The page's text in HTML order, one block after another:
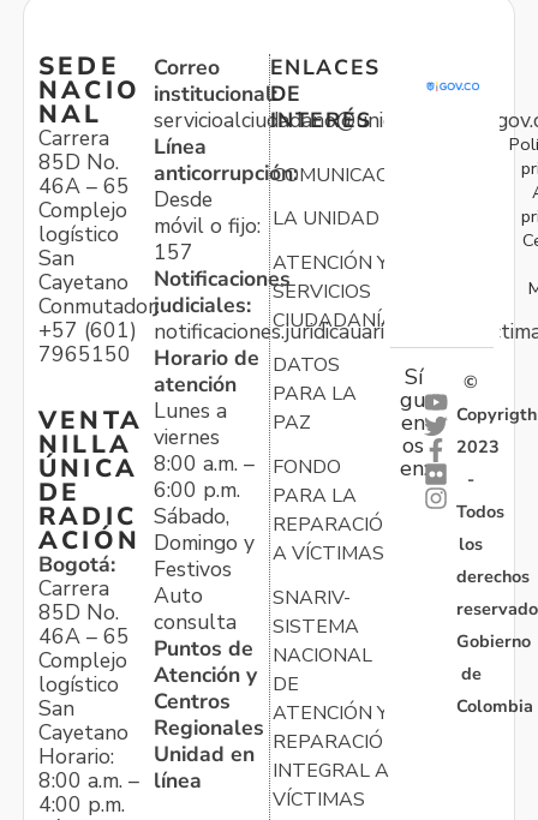
SEDE
NACIO
NAL
Carrera
85D No.
46A – 65
Complejo
logístico
San
Cayetano
Conmutador:
+57 (601)
7965150
VENTA
NILLA
ÚNICA
DE
RADIC
ACIÓN
Bogotá:
Carrera
85D No.
46A – 65
Complejo
logístico
San
Cayetano
Horario:
8:00 a.m. –
4:00 p.m.
Correo
institucional:
Línea
anticorrupción:
Desde
móvil o fijo:
157
Notificaciones
judiciales:
Horario de
atención
Lunes a
viernes
8:00 a.m. –
6:00 p.m.
Sábado,
Domingo y
Festivos
Auto
consulta
Puntos de
Atención y
Centros
Regionales
Unidad en
línea
ENLACES
DE
INTERÉS
COMUNICACIONES
LA UNIDAD
ATENCIÓN Y
SERVICIOS
CIUDADANÍA
DATOS
PARA LA
PAZ
FONDO
PARA LA
REPARACIÓN
A VÍCTIMAS
SNARIV-
SISTEMA
NACIONAL
DE
ATENCIÓN Y
REPARACIÓN
INTEGRAL A
VÍCTIMAS
Sí
gu
en
os
en:
©
Copyrigth
2023
-
Todos
los
derechos
Gobierno
de
Colombia